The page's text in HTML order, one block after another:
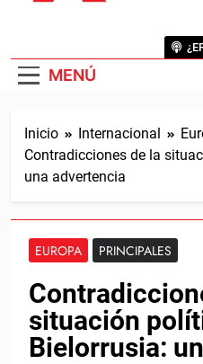
MENÚ
Inicio Internacional
Contradicciones de la
una advertencia
EUROPA PRINCIPALES
situación
Bielorrusia: